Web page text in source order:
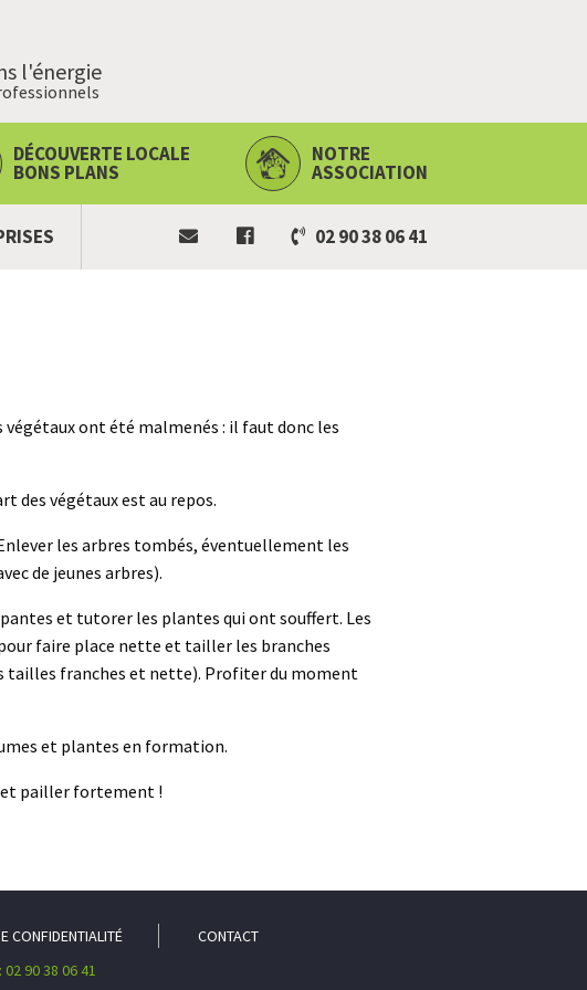
l'énergie
DÉCOUVERTE LOCALE
BONS PLANS
NOTRE
ASSOCIATION
02 90 38 06 41
ont été malmenés : il faut donc les
des végétaux est au repos.
les arbres tombés, éventuellement les
de jeunes arbres).
et tutorer les plantes qui ont souffert. Les
faire place nette et tailler les branches
tailles franches et nette). Profiter du moment
et plantes en formation.
et pailler fortement !
CONFIDENTIALITÉ
CONTACT
90 38 06 41